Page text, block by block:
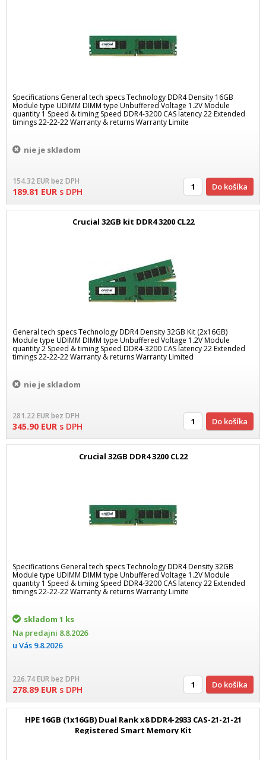
Specifications General tech specs Technology DDR4 Density 16GB
Module type UDIMM DIMM type Unbuffered Voltage 1.2V Module
quantity 1 Speed & timing Speed DDR4-3200 CAS latency 22 Extended
timings 22-22-22 Warranty & returns Warranty Limite
nie je skladom
154.32EURbez DPH
189.81 EUR s DPH Do košíka
Crucial 32GB kit DDR4 3200 CL22
General tech specs Technology DDR4 Density 32GB Kit (2x16GB)
Module type UDIMM DIMM type Unbuffered Voltage 1.2V Module
quantity 2 Speed & timing Speed DDR4-3200 CAS latency 22 Extended
timings 22-22-22 Warranty & returns Warranty Limited
nie je skladom
281.22EURbez DPH
345.90 EUR s DPH Do košíka
Crucial 32GB DDR4 3200 CL22
Specifications General tech specs Technology DDR4 Density 32GB
Module type UDIMM DIMM type Unbuffered Voltage 1.2V Module
quantity 1 Speed & timing Speed DDR4-3200 CAS latency 22 Extended
timings 22-22-22 Warranty & returns Warranty Limite
skladom 1 ks
Na predajni 8.8.2026
u Vás 9.8.2026
226.74EURbez DPH
278.89 EUR s DPH Do košíka
HPE 16GB (1x16GB) Dual Rank x8 DDR4-2933 CAS-21-21-21
Registered Smart Memory Kit